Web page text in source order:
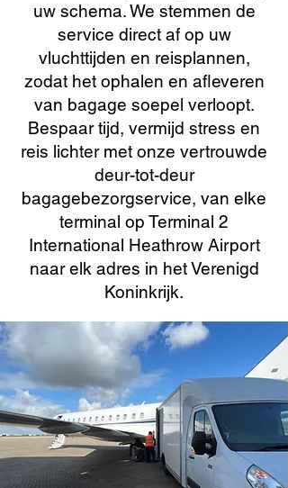
uw schema. We stemmen de
service direct af op uw
vluchttijden en reisplannen,
zodat het ophalen en afleveren
van bagage soepel verloopt.
Bespaar tijd, vermijd stress en
reis lichter met onze vertrouwde
deur-tot-deur
bagagebezorgservice, van elke
terminal op Terminal 2
International Heathrow Airport
naar elk adres in het Verenigd
Koninkrijk.